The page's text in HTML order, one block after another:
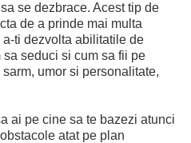
se dezbrace. Acest tip de
de a prinde mai multa
ti dezvolta abilitatile de
seduci si cum sa fii pe
umor si personalitate,
ai pe cine sa te bazezi atunci
atat pe plan